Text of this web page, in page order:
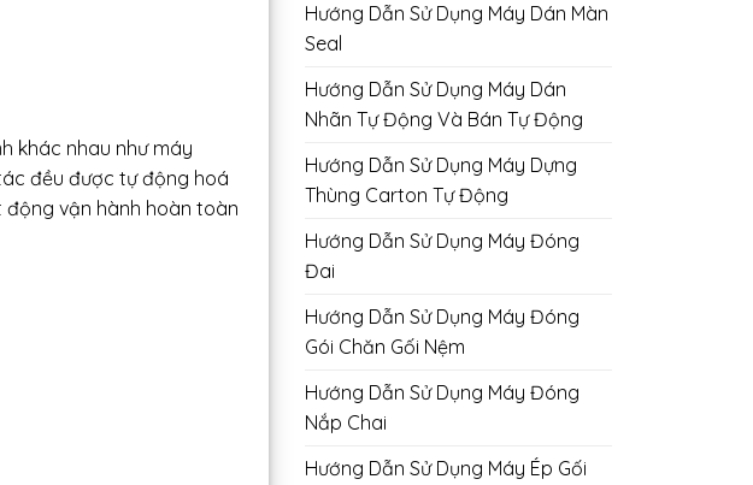
khác nhau như máy
đều được tự động hoá
vận hành hoàn toàn
Hướng Dẫn Sử Dụng Máy Dán Màn
Seal
Hướng Dẫn Sử Dụng Máy Dán
Nhãn Tự Động Và Bán Tự Động
Hướng Dẫn Sử Dụng Máy Dựng
Thùng Carton Tự Động
Hướng Dẫn Sử Dụng Máy Đóng
Đai
Hướng Dẫn Sử Dụng Máy Đóng
Gói Chăn Gối Nệm
Hướng Dẫn Sử Dụng Máy Đóng
Nắp Chai
Hướng Dẫn Sử Dụng Máy Ép Gối